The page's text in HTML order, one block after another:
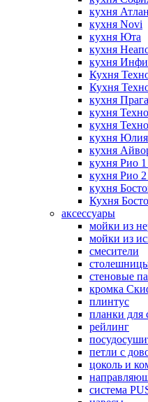
кухня
кухня Novi
кухня Юта
кухня
кухня
Кухня
Кухня
кухня Прага
кухня
кухня
кухня Юлия
кухня
кухня Рио 1
кухня Рио 2
кухня
Кухня
аксессуары
мойки из
мойки из
смесители
стеновые
кромка
плинтус
планки для
рейлинг
петли с
цоколь и
система